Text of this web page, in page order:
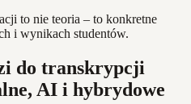
to nie teoria – to konkretne
i wynikach studentów.
do transkrypcji
AI i hybrydowe